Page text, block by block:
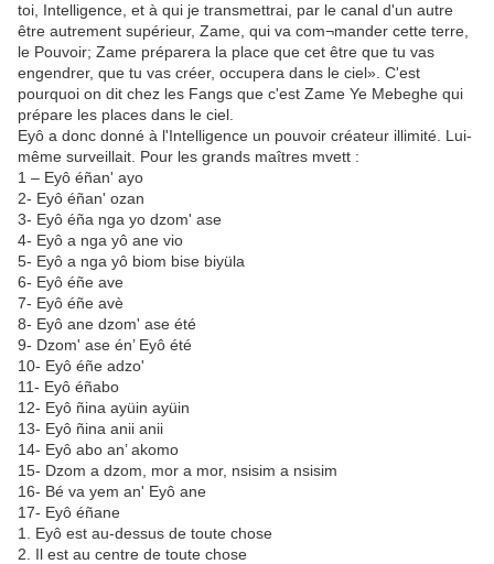
toi, Intelligence, et à qui je transmettrai, par le canal d'un autre
être autrement supérieur, Zame, qui va com¬mander cette terre,
le Pouvoir; Zame préparera la place que cet être que tu vas
engendrer, que tu vas créer, occupera dans le ciel». C'est
pourquoi on dit chez les Fangs que c'est Zame Ye Mebeghe qui
prépare les places dans le ciel.
Eyô a donc donné à l'Intelligence un pouvoir créateur illimité. Lui-
même surveillait. Pour les grands maîtres mvett :
1 – Eyô éñan' ayo
2- Eyô éñan' ozan
3- Eyô éña nga yo dzom' ase
4- Eyô a nga yô ane vio
5- Eyô a nga yô biom bise biyüla
6- Eyô éñe ave
7- Eyô éñe avè
8- Eyô ane dzom' ase été
9- Dzom' ase én’ Eyô été
10- Eyô éñe adzo'
11- Eyô éñabo
12- Eyô ñina ayüin ayüin
13- Eyô ñina anii anii
14- Eyô abo an’ akomo
15- Dzom a dzom, mor a mor, nsisim a nsisim
16- Bé va yem an' Eyô ane
17- Eyô éñane
1. Eyô est au-dessus de toute chose
2. Il est au centre de toute chose